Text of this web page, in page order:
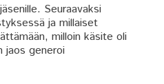
Seuraavaksi
ja millaiset
milloin käsite oli
jaos generoi